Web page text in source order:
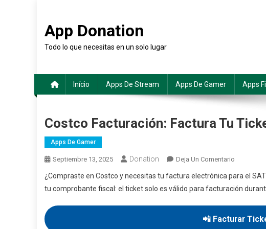
contenido
App Donation
Todo lo que necesitas en un solo lugar
Início Apps De Stream Apps De Gamer Apps
Costco Facturación: Factura Tu
Apps De Gamer
Septiembre 13, 2025 Donation Deja Un Comentario
Tu
Ticket
¿Compraste en Costco y necesitas tu factura electrónica para el
tu comprobante fiscal: el ticket solo es válido para facturación
📲 Facturar